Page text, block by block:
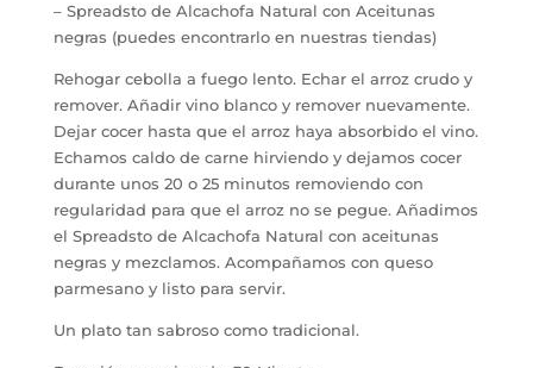
– Spreadsto de Alcachofa Natural con Aceitunas
negras (puedes encontrarlo en nuestras tiendas)
Rehogar cebolla a fuego lento. Echar el arroz crudo y
remover. Añadir vino blanco y remover nuevamente.
Dejar cocer hasta que el arroz haya absorbido el vino.
Echamos caldo de carne hirviendo y dejamos cocer
durante unos 20 o 25 minutos removiendo con
regularidad para que el arroz no se pegue. Añadimos
el Spreadsto de Alcachofa Natural con aceitunas
negras y mezclamos. Acompañamos con queso
parmesano y listo para servir.
Un plato tan sabroso como tradicional.